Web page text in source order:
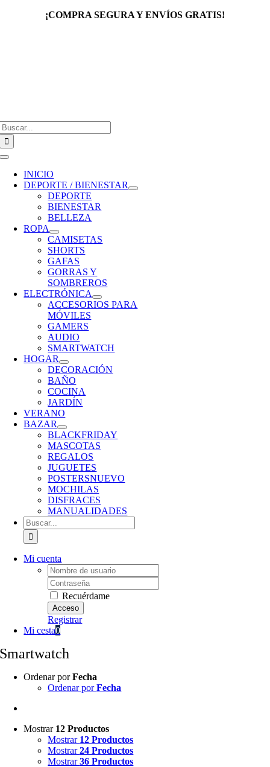
¡COMPRA SEGURA Y ENVÍOS GRATIS!
Toggle
Navigation
INICIO
DEPORTE / BIENESTAR
DEPORTE
BIENESTAR
BELLEZA
ROPA
CAMISETAS
SHORTS
GAFAS
GORRAS Y
SOMBREROS
ELECTRÓNICA
ACCESORIOS PARA
MÓVILES
GAMERS
AUDIO
SMARTWATCH
HOGAR
DECORACIÓN
BAÑO
COCINA
JARDÍN
VERANO
BAZAR
BLACKFRIDAY
MASCOTAS
REGALOS
JUGUETES
POSTERSNUEVO
MOCHILAS
DISFRACES
MANUALIDADES
Buscar:
Mi cuenta
Username:
Password:
Recuérdame
Registrar
Mi cesta0
Smartwatch
Ordenar porFecha
Ordenar porFecha
Mostrar 12 Productos
Mostrar 12 Productos
Mostrar24 Productos
Mostrar36 Productos